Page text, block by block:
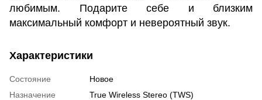
любимым. Подарите себе и близким
максимальный комфорт и невероятный звук.
Характеристики
Состояние
Новое
Назначение
True Wireless Stereo (TWS)